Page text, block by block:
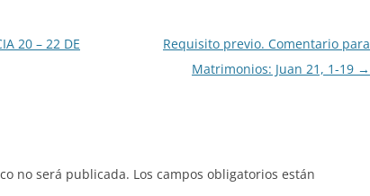
20 – 22 DE
Requisito previo. Comentario para
Matrimonios: Juan 21, 1-19 →
no será publicada. Los campos obligatorios están